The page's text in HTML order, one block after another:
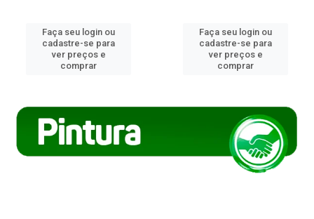
Faça seu login ou
cadastre-se para
ver preços e
comprar
Faça seu login ou
cadastre-se para
ver preços e
comprar